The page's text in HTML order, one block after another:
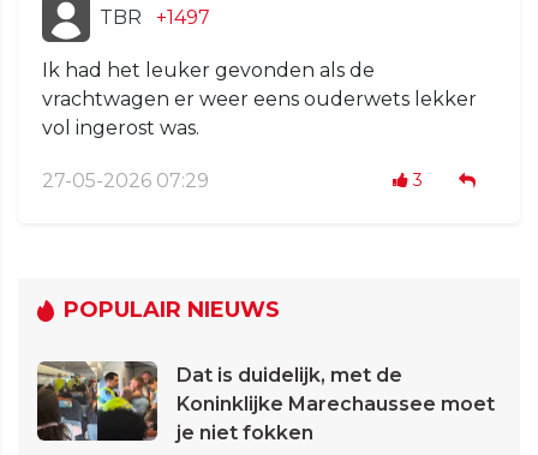
TBR +1497
Ik had het leuker gevonden als de
vrachtwagen er weer eens ouderwets lekker
vol ingerost was.
27-05-2026 07:29 3
POPULAIR NIEUWS
Dat is duidelijk, met de
Koninklijke Marechaussee moet
je niet fokken